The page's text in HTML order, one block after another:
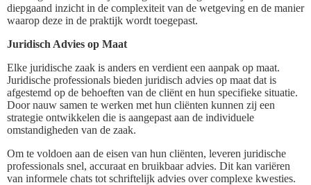
diepgaand inzicht in de complexiteit van de wetgeving en de manier
waarop deze in de praktijk wordt toegepast.
Juridisch Advies op Maat
Elke juridische zaak is anders en verdient een aanpak op maat.
Juridische professionals bieden juridisch advies op maat dat is
afgestemd op de behoeften van de cliënt en hun specifieke situatie.
Door nauw samen te werken met hun cliënten kunnen zij een
strategie ontwikkelen die is aangepast aan de individuele
omstandigheden van de zaak.
Om te voldoen aan de eisen van hun cliënten, leveren juridische
professionals snel, accuraat en bruikbaar advies. Dit kan variëren
van informele chats tot schriftelijk advies over complexe kwesties.